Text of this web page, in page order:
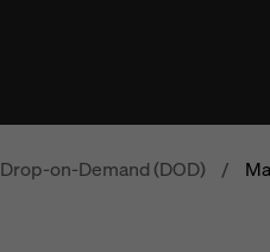
Drop-on-Demand (DOD) /